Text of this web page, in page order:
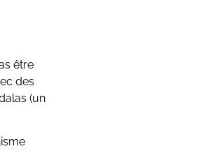
être
des
(un